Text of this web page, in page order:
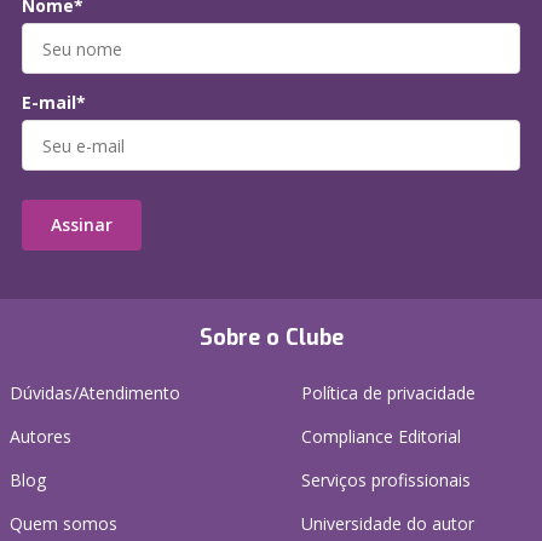
Sobre o Clube
Dúvidas/Atendimento
Autores
Blog
Quem somos
Política de privacidade
Compliance Editorial
Serviços profissionais
Universidade do autor
Nome*
E-mail*
Assinar